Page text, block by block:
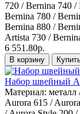
720 / Bernina 740
Bernina 780 /
Bernina 880 /
Artista 730 /
6 551.80р.
В корзину
Набор швейный
Материал: металл
Aurora 615 /